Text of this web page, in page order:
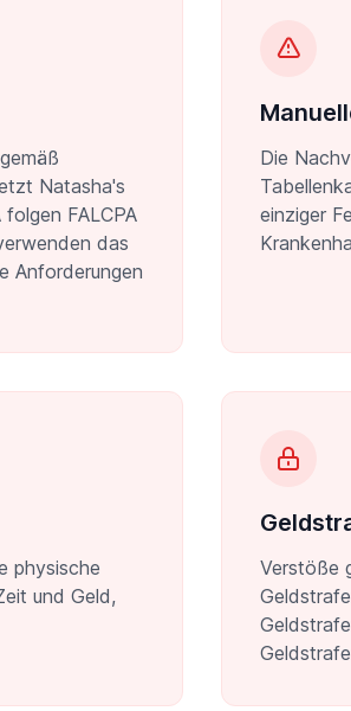
Natasha's
FALCPA
das
Anforderungen
Die
einziger
physische
und Geld,
Verstöße